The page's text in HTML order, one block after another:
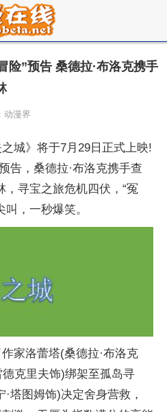
险”预告 桑德拉·布洛克携手
动漫界
城》将于7月29日正式上映!
告，桑德拉·布洛克携手查
，寻宝之旅危机四伏，“冤
，一秒爆笑。
作家洛蕾塔(桑德拉·布洛克
克里夫饰)绑架至孤岛寻
塔图姆饰)决定舍身营救，